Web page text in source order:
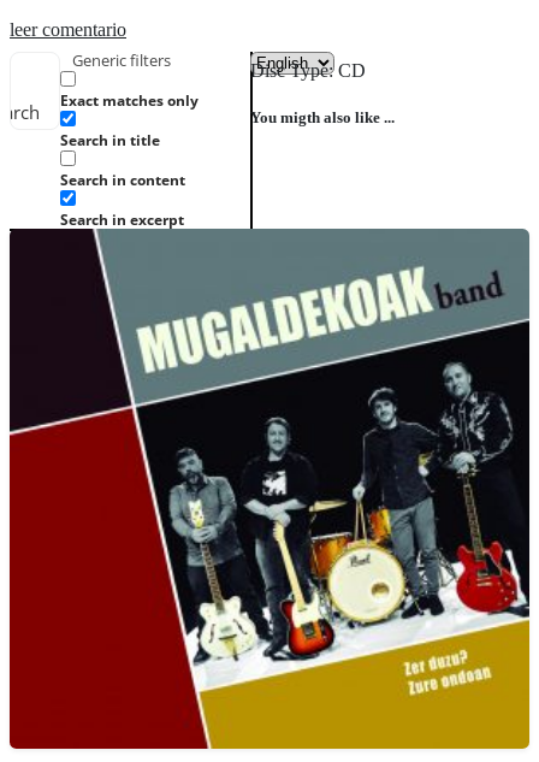
Generic filters
Exact matches only
Search in title
Search in content
Search in excerpt
leer comentario
Disc Type: CD
You migth also like ...